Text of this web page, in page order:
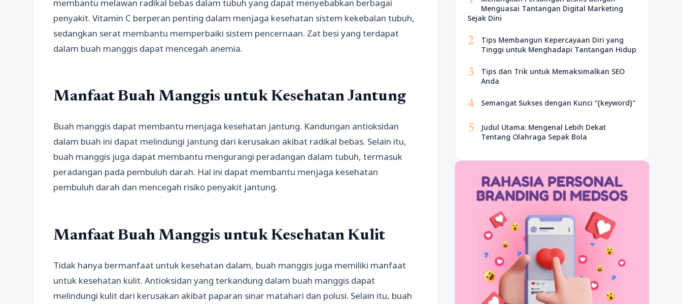
membantu melawan radikal bebas dalam tubuh yang dapat menyebabkan berbagai
penyakit. Vitamin C berperan penting dalam menjaga kesehatan sistem kekebalan tubuh,
sedangkan serat membantu memperbaiki sistem pencernaan. Zat besi yang terdapat
dalam buah manggis dapat mencegah anemia.
Manfaat Buah Manggis untuk Kesehatan Jantung
Buah manggis dapat membantu menjaga kesehatan jantung. Kandungan antioksidan
dalam buah ini dapat melindungi jantung dari kerusakan akibat radikal bebas. Selain itu,
buah manggis juga dapat membantu mengurangi peradangan dalam tubuh, termasuk
peradangan pada pembuluh darah. Hal ini dapat membantu menjaga kesehatan
pembuluh darah dan mencegah risiko penyakit jantung.
Manfaat Buah Manggis untuk Kesehatan Kulit
Tidak hanya bermanfaat untuk kesehatan dalam, buah manggis juga memiliki manfaat
untuk kesehatan kulit. Antioksidan yang terkandung dalam buah manggis dapat
melindungi kulit dari kerusakan akibat paparan sinar matahari dan polusi. Selain itu, buah
Menguasai Tantangan Digital Marketing
Sejak Dini
2
Tips Membangun Kepercayaan Diri yang
Tinggi untuk Menghadapi Tantangan Hidup
3
Tips dan Trik untuk Memaksimalkan SEO
Anda
4 Semangat Sukses dengan Kunci “{keyword}”
5
Judul Utama: Mengenal Lebih Dekat
Tentang Olahraga Sepak Bola